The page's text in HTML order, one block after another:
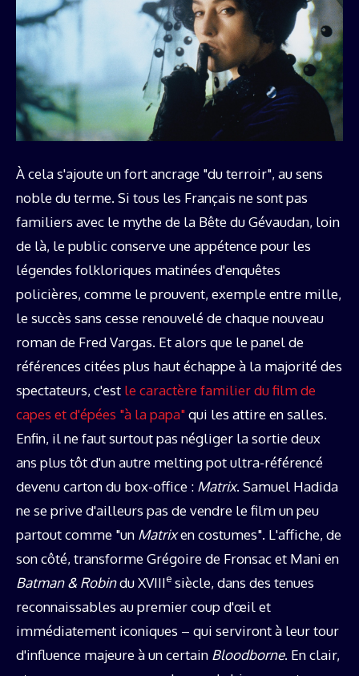
À cela s'ajoute un fort ancrage "du terroir", au sens
noble du terme. Si tous les Français ne sont pas
familiers avec le mythe de la Bête du Gévaudan, loin
de là, le public conserve une appétence pour les
légendes folkloriques matinées d'enquêtes
policières, comme le prouvent, exemple entre mille,
le succès sans cesse renouvelé de chaque nouveau
roman de Fred Vargas. Et alors que le panel de
références citées plus haut échappe à la majorité des
spectateurs, c'est le caractère familier du film de
capes et d'épées "à la papa"qui les attire en salles.
Enfin, il ne faut surtout pas négliger la sortie deux
ans plus tôt d'un autre melting pot ultra-référencé
devenu carton du box-office : Matrix. Samuel Hadida
ne se prive d'ailleurs pas de vendre le film un peu
partout comme "un Matrixen costumes". L'affiche, de
son côté, transforme Grégoire de Fronsac et Mani en
Batman & Robindu XVIIIe siècle, dans des tenues
reconnaissables au premier coup d'œil et
immédiatement iconiques – qui serviront à leur tour
d'influence majeure à un certain Bloodborne. En clair,